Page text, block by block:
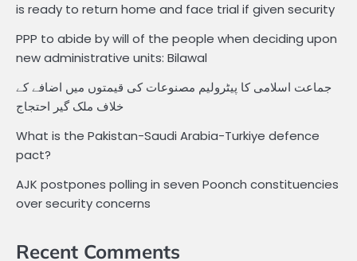
is ready to return home and face trial if given security
PPP to abide by will of the people when deciding upon
new administrative units: Bilawal
جماعت اسلامی کا پیٹرولیم مصنوعات کی قیمتوں میں اضافے کے
خلاف ملک گیر احتجاج
What is the Pakistan-Saudi Arabia-Turkiye defence
pact?
AJK postpones polling in seven Poonch constituencies
over security concerns
Recent Comments